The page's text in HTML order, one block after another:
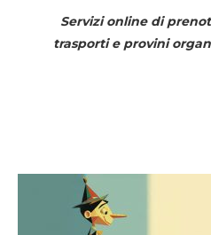
Servizi online di
trasporti e provini